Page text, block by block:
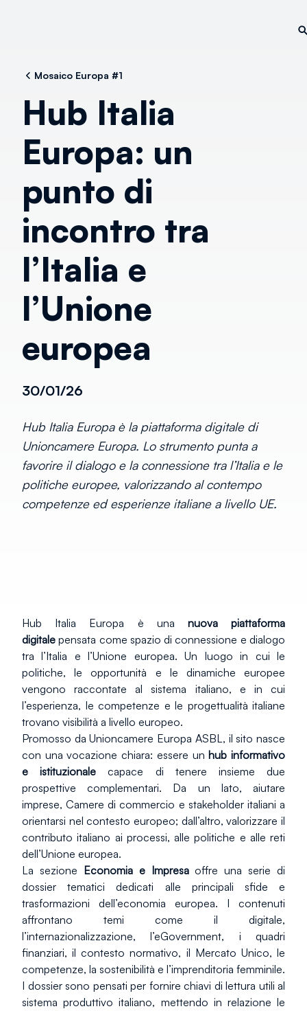
Mosaico Europa #1
Hub Italia
Europa: un
punto di
incontro tra
l’Italia e
l’Unione
europea
30/01/26
Hub Italia Europa è la piattaforma digitale di
Unioncamere Europa. Lo strumento punta a
favorire il dialogo e la connessione tra l’Italia e le
politiche europee, valorizzando al contempo
competenze ed esperienze italiane a livello UE.
Hub Italia Europa è una nuova piattaforma
digitale pensata come spazio di connessione e dialogo
tra l’Italia e l’Unione europea. Un luogo in cui le
politiche, le opportunità e le dinamiche europee
vengono raccontate al sistema italiano, e in cui
l’esperienza, le competenze e le progettualità italiane
trovano visibilità a livello europeo.
Promosso da Unioncamere Europa ASBL, il sito nasce
con una vocazione chiara: essere un hub informativo
e istituzionale capace di tenere insieme due
prospettive complementari. Da un lato, aiutare
imprese, Camere di commercio e stakeholder italiani a
orientarsi nel contesto europeo; dall’altro, valorizzare il
contributo italiano ai processi, alle politiche e alle reti
dell’Unione europea.
La sezione Economia e Impresa offre una serie di
dossier tematici dedicati alle principali sfide e
trasformazioni dell’economia europea. I contenuti
affrontano temi come il digitale,
l’internazionalizzazione, l’eGovernment, i quadri
finanziari, il contesto normativo, il Mercato Unico, le
competenze, la sostenibilità e l’imprenditoria femminile.
I dossier sono pensati per fornire chiavi di lettura utili al
sistema produttivo italiano, mettendo in relazione le